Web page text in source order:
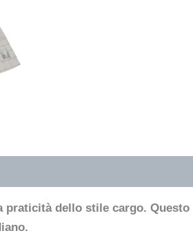
praticità dello stile cargo.